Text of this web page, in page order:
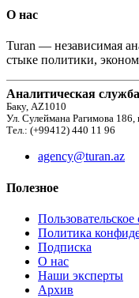
О нас
Turan — независимая
стыке политики,
Аналитическая
Баку, AZ1010
Ул. Сулеймана Рагимова 186,
Тел.: (+99412) 440 11 96
agency@turan.az
Полезное
Политика
Подписка
О нас
Наши эксперты
Архив